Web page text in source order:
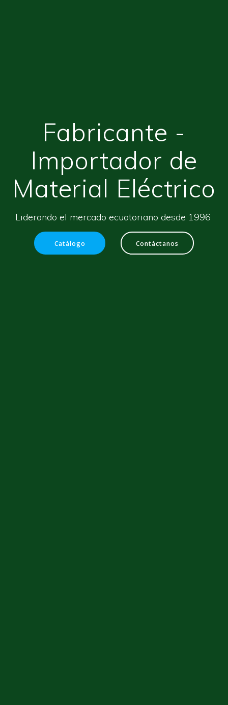
Fabricante -
Importador de
Material Eléctrico
Liderando el mercado ecuatoriano desde 1996
Catálogo Contáctanos